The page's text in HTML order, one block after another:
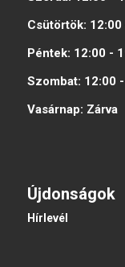
Csütörtök: 12:00
Péntek: 12:00 -
Szombat: 12:00
Vasárnap: Zárva
Újdonságok
Hírlevél